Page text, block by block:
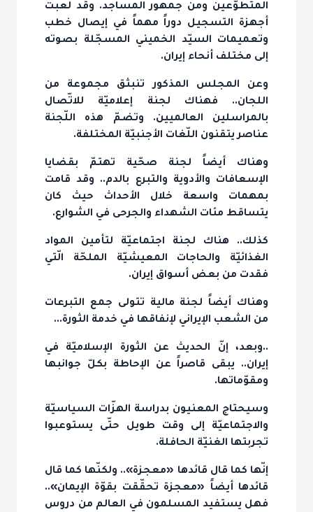
المتطوّعين ومن جمهور المساجد. وقد لعبت
أجهزة التسجيل دوراً مهماً في إيصال خطب
وتعميمات السيّد الخميني المسجّلة بصوته
إلى مختلف أنحاء إيران.
وعن المجلس المذكور تنبثق مجموعة من
اللجان.. فهناك لجنة إعلاميّة للاتّصال
بالمراسلين العالميين. وتضمّ هذه اللّجنة
عناصر يتقنون اللّغات الأجنبيّة المختلفة.
وهناك أيضاً لجنة صحّية تهتمّ بقضايا
الإسعافات والأدوية والتبرع بالدم.. وقد قامت
بمهمات واسعة خلال الأحداث حيث كان
يتساقط مئات الشهداء والجرحى في الشوارع.
كذلك.. هناك لجنة اجتماعيّة لتأمين المواد
الغذائيّة والحاجات المعيشيّة الملحّة الّتي
فقدت من بعض أسواق إيران.
وهناك أيضاً لجنة مالية تتولى جمع التبرعات
من الشعب الإيراني لإنفاقها في خدمة الثورة...
..وبعد، إنّ الحديث عن الثورة الإسلاميّة في
إيران.. يبقى قاصراً عن الإحاطة بكلّ جوانبها
ومقوّماتها.
وسيحتاج المعنيون بدراسة الهزّات السياسيّة
والاجتماعيّة إلى وقت طويل حتّى يستوعبوا
تجربتها الغنيّة الحافلة.
إنّها كما قال قائدها «معجزة».. ولكنّها كما قال
قائدها أيضاً «معجزة تحقّقت بقوّة الإيمان»..
فهل يستفيد المسلمون في العالم من دروس